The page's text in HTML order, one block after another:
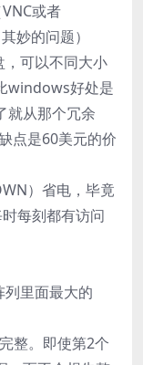
或者
妙的问题）
可以不同大小
windows好处是
就从那个冗余
点是60美元的价
）省电，毕竟
每刻都有访问
里面最大的
整。即使第2个